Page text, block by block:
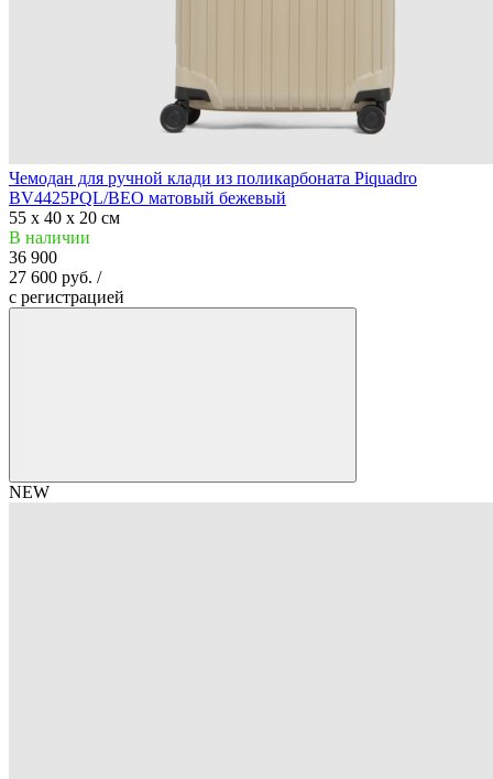
Чемодан для ручной клади из поликарбоната Piquadro
BV4425PQL/BEO матовый бежевый
55 x 40 x 20 см
В наличии
36 900
27 600 руб. /
c регистрацией
NEW